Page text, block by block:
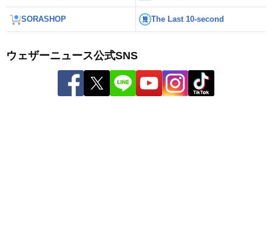
SORASHOP The Last 10-second
ウェザーニュース公式SNS